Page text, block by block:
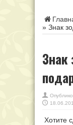
» Знак
Знак
Хотите